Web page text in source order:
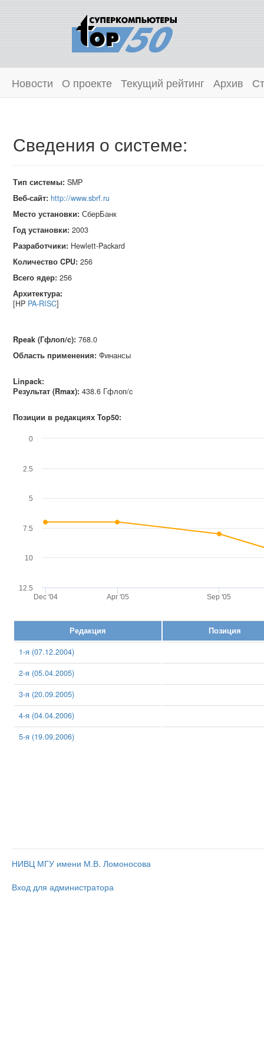
Новости О проекте Текущий рейтинг Архив
Сведения о системе:
Тип системы: SMP
Веб-сайт: http://www.sbrf.ru
Место установки: СберБанк
Год установки: 2003
Разработчики: Hewlett‑Packard
Количество CPU: 256
Всего ядер: 256
Архитектура:
[HP PA-RISC]
Rpeak (Гфлоп/c): 768.0
Область применения: Финансы
Linpack:
Результат (Rmax): 438.6 Гфлоп/c
Позиции в редакциях Top50:
Dec '04 Apr '05 Sep '05
0
2.5
5
7.5
10
12.5
Редакция
Позиция
1-я (07.12.2004)
2-я (05.04.2005)
3-я (20.09.2005)
4-я (04.04.2006)
5-я (19.09.2006)
НИВЦ МГУ имени М.В. Ломоносова
Вход для администратора